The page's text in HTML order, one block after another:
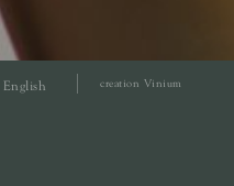
English creation Vinium